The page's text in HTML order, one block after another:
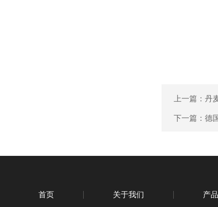
上一篇： 丹
下一篇： 德
首页 关于我们 产